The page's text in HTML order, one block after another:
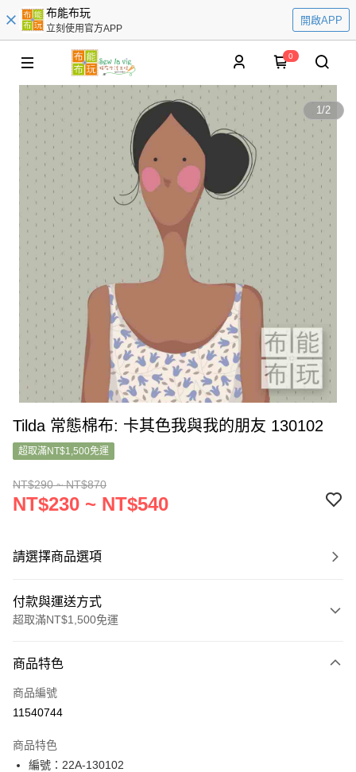
布能布玩
立刻使用官方APP
開啟APP
0
1/2
Tilda 常態棉布: 卡其色我與我的朋友 130102
超取滿NT$1,500免運
NT$290 ~ NT$870
NT$230 ~ NT$540
請選擇商品選項
付款與運送方式
超取滿NT$1,500免運
信用卡一次付款
超商取貨付款
Apple Pay
商品特色
商品編號
11540744
商品特色
編號：22A-130102